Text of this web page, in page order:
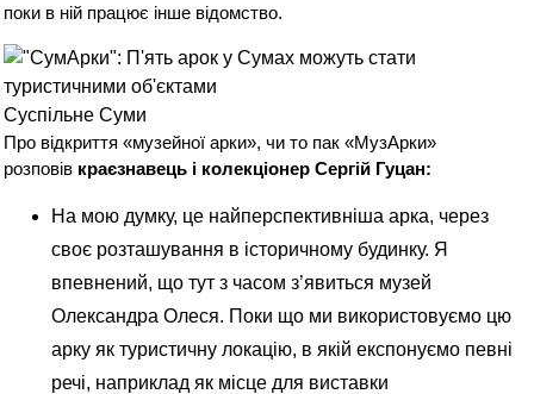
поки в ній працює інше відомство.
Суспільне Суми
Про відкриття «музейної арки», чи то пак «МузАрки»
розповів краєзнавець і колекціонер Сергій Гуцан:
На мою думку, це найперспективніша арка, через
своє розташування в історичному будинку. Я
впевнений, що тут з часом з’явиться музей
Олександра Олеся. Поки що ми використовуємо цю
арку як туристичну локацію, в якій експонуємо певні
речі, наприклад як місце для виставки